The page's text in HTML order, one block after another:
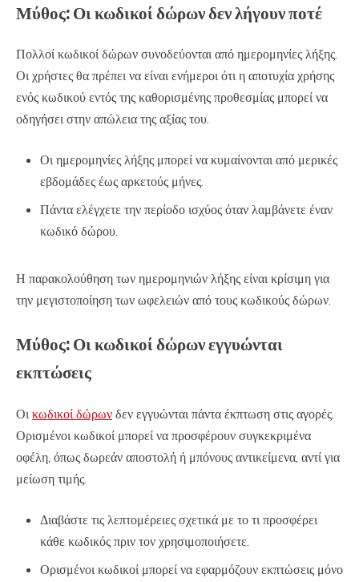
Μύθος: Οι κωδικοί δώρων δεν λήγουν ποτέ
Πολλοί κωδικοί δώρων συνοδεύονται από ημερομηνίες λήξης.
Οι χρήστες θα πρέπει να είναι ενήμεροι ότι η αποτυχία χρήσης
ενός κωδικού εντός της καθορισμένης προθεσμίας μπορεί να
οδηγήσει στην απώλεια της αξίας του.
Οι ημερομηνίες λήξης μπορεί να κυμαίνονται από μερικές
εβδομάδες έως αρκετούς μήνες.
Πάντα ελέγχετε την περίοδο ισχύος όταν λαμβάνετε έναν
κωδικό δώρου.
Η παρακολούθηση των ημερομηνιών λήξης είναι κρίσιμη για
την μεγιστοποίηση των ωφελειών από τους κωδικούς δώρων.
Μύθος: Οι κωδικοί δώρων εγγυώνται
εκπτώσεις
Οικωδικοί δώρων δεν εγγυώνται πάντα έκπτωση στις αγορές.
Ορισμένοι κωδικοί μπορεί να προσφέρουν συγκεκριμένα
οφέλη, όπως δωρεάν αποστολή ή μπόνους αντικείμενα, αντί για
μείωση τιμής.
Διαβάστε τις λεπτομέρειες σχετικά με το τι προσφέρει
κάθε κωδικός πριν τον χρησιμοποιήσετε.
Ορισμένοι κωδικοί μπορεί να εφαρμόζουν εκπτώσεις μόνο